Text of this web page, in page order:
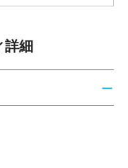
詳細